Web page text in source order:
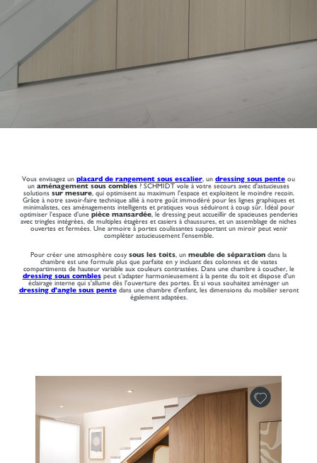
Vous envisagez un placard de rangement sous escalier , un dressing sous pente ou
un aménagement sous combles ? SCHMIDT vole à votre secours avec d'astucieuses
solutions sur mesure, qui optimisent au maximum l'espace et exploitent le moindre recoin.
Grâce à notre savoir-faire technique allié à notre goût immodéré pour les lignes graphiques et
minimalistes, ces aménagements intelligents et pratiques vous séduiront à coup sûr. Idéal pour
optimiser l’espace d’une pièce mansardée, le dressing peut accueillir de spacieuses penderies
avec tringles intégrées, de multiples étagères et casiers à chaussures, et un assemblage de niches
ouvertes et fermées. Une armoire à portes coulissantes supportant un miroir peut venir
compléter astucieusement l'ensemble.
Pour créer une atmosphère cosysous les toits , un meuble de séparation dans la
chambre est une formule plus que parfaite en y incluant des colonnes et de vastes
compartiments de hauteur variable aux couleurs contrastées. Dans une chambre à coucher, le
dressing sous comblespeut s’adapter harmonieusement à la pente du toit et dispose d'un
éclairage interne qui s'allume dès l'ouverture des portes. Et si vous souhaitez aménager un
dressing d'angle sous pentedans une chambre d'enfant, les dimensions du mobilier seront
également adaptées.